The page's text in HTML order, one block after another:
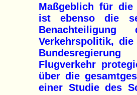
Maßgeblich für die
ist ebenso die
Verkehrspolitik,
Flugverkehr
über die
einer Studie des